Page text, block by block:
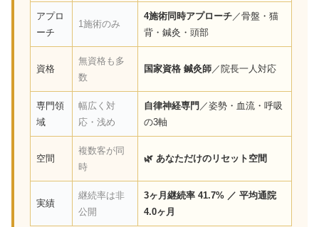
アプロ
ーチ
1施術のみ
4施術同時アプローチ ／骨盤・猫
背・鍼灸・頭部
資格
無資格も多
数
国家資格 鍼灸師 ／院長一人対応
専門領
域
幅広く対
応・浅め
自律神経専門 ／姿勢・血流・呼吸
の3軸
空間
複数客が同
時
🌿 あなただけのリセット空間
実績
継続率は非
公開
3ヶ月継続率 41.7% ／ 平均通院
4.0ヶ月